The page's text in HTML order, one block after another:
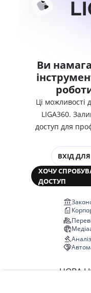
Ви
Ці можливості
LIGA360.
доступ для
ВХІД
ХОЧУ
ДОСТУП
НОВА